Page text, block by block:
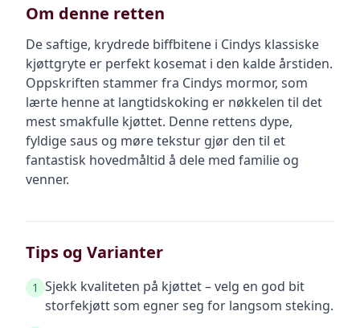
Om denne retten
De saftige, krydrede biffbitene i Cindys klassiske
kjøttgryte er perfekt kosemat i den kalde årstiden.
Oppskriften stammer fra Cindys mormor, som
lærte henne at langtidskoking er nøkkelen til det
mest smakfulle kjøttet. Denne rettens dype,
fyldige saus og møre tekstur gjør den til et
fantastisk hovedmåltid å dele med familie og
venner.
Tips og Varianter
1 Sjekk kvaliteten på kjøttet – velg en god bit
storfekjøtt som egner seg for langsom steking.